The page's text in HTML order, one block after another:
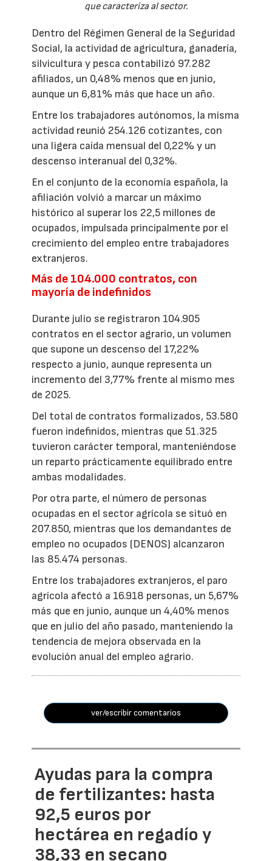
que caracteriza al sector.
Dentro del Régimen General de la Seguridad
Social, la actividad de agricultura, ganadería,
silvicultura y pesca contabilizó 97.282
afiliados, un 0,48% menos que en junio,
aunque un 6,81% más que hace un año.
Entre los trabajadores autónomos, la misma
actividad reunió 254.126 cotizantes, con
una ligera caída mensual del 0,22% y un
descenso interanual del 0,32%.
En el conjunto de la economía española, la
afiliación volvió a marcar un máximo
histórico al superar los 22,5 millones de
ocupados, impulsada principalmente por el
crecimiento del empleo entre trabajadores
extranjeros.
Más de 104.000 contratos, con
mayoría de indefinidos
Durante julio se registraron 104.905
contratos en el sector agrario, un volumen
que supone un descenso del 17,22%
respecto a junio, aunque representa un
incremento del 3,77% frente al mismo mes
de 2025.
Del total de contratos formalizados, 53.580
fueron indefinidos, mientras que 51.325
tuvieron carácter temporal, manteniéndose
un reparto prácticamente equilibrado entre
ambas modalidades.
Por otra parte, el número de personas
ocupadas en el sector agrícola se situó en
207.850, mientras que los demandantes de
empleo no ocupados (DENOS) alcanzaron
las 85.474 personas.
Entre los trabajadores extranjeros, el paro
agrícola afectó a 16.918 personas, un 5,67%
más que en junio, aunque un 4,40% menos
que en julio del año pasado, manteniendo la
tendencia de mejora observada en la
evolución anual del empleo agrario.
ver/escribir comentarios
Ayudas para la compra
de fertilizantes: hasta
92,5 euros por
hectárea en regadío y
38,33 en secano